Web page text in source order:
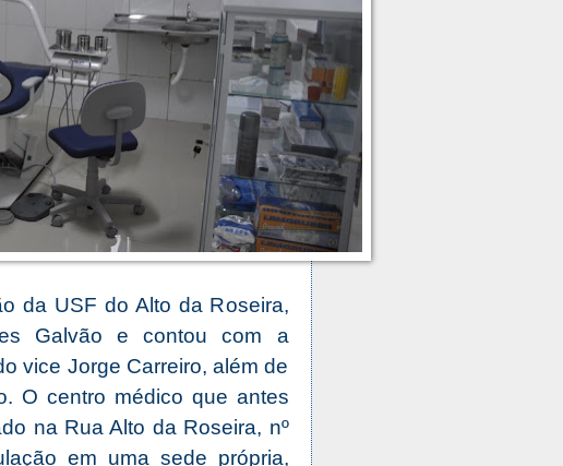
da USF do Alto da Roseira,
Galvão e contou com a
vice Jorge Carreiro, além de
O centro médico que antes
na Rua Alto da Roseira, nº
em uma sede própria,